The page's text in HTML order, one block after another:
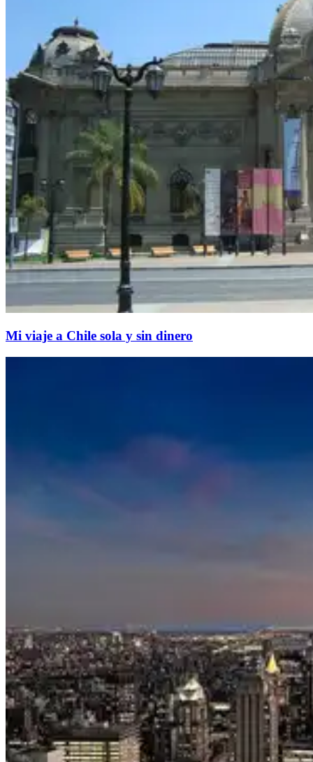
Mi viaje a Chile sola y sin dinero